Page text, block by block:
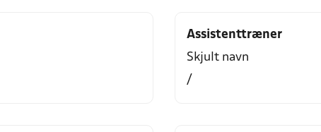
Assistenttræner
Skjult navn
/